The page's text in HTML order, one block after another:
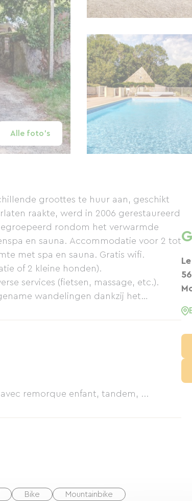
Alle foto's
groottes te huur aan, geschikt
raakte, werd in 2006 gerestaureerd
rondom het verwarmde
en sauna. Accommodatie voor 2 tot
met spa en sauna. Gratis wifi.
of 2 kleine honden).
services (fietsen, massage, etc.).
wandelingen dankzij het
remorque enfant, tandem, ...
Bike
Mountainbike